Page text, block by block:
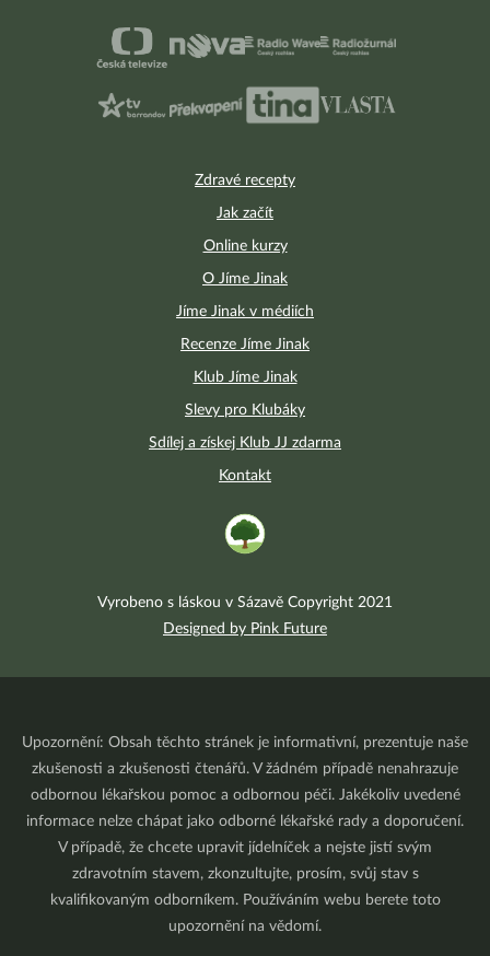
Zdravé recepty
Jak začít
Online kurzy
O Jíme Jinak
Jíme Jinak v médiích
Recenze Jíme Jinak
Klub Jíme Jinak
Slevy pro Klubáky
Sdílej a získej Klub JJ zdarma
Kontakt
Vyrobeno s láskou v Sázavě Copyright 2021
Designed by Pink Future
Upozornění: Obsah těchto stránek je informativní, prezentuje naše
zkušenosti a zkušenosti čtenářů. V žádném případě nenahrazuje
odbornou lékařskou pomoc a odbornou péči. Jakékoliv uvedené
informace nelze chápat jako odborné lékařské rady a doporučení.
V případě, že chcete upravit jídelníček a nejste jistí svým
zdravotním stavem, zkonzultujte, prosím, svůj stav s
kvalifikovaným odborníkem. Používáním webu berete toto
upozornění na vědomí.